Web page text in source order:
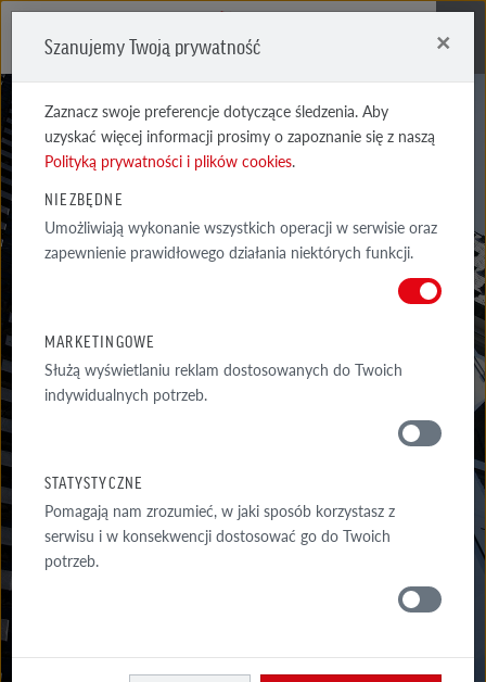
AKTUALNOŚCI
NAJNOWSZE INFORMACJE NA TEMAT PRODUKTÓW, AKTUALNYCH
AKTUALNOŚCI
RÖBEN
Szanujemy Twoją prywatność ×
Zaznacz swoje preferencje dotyczące śledzenia. Aby
uzyskać więcej informacji prosimy o zapoznanie się z naszą
Polityką prywatności i plików cookies.
NIEZBĘDNE
Umożliwiają wykonanie wszystkich operacji w serwisie oraz
zapewnienie prawidłowego działania niektórych funkcji.
MARKETINGOWE
Służą wyświetlaniu reklam dostosowanych do Twoich
indywidualnych potrzeb.
STATYSTYCZNE
Pomagają nam zrozumieć, w jaki sposób korzystasz z
serwisu i w konsekwencji dostosować go do Twoich
potrzeb.